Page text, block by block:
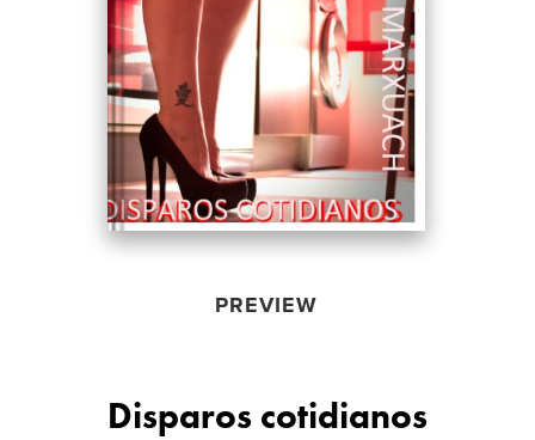
PREVIEW
Disparos cotidianos